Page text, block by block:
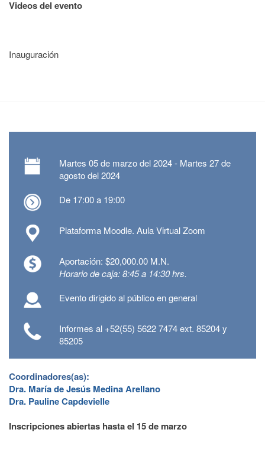
Videos del evento
Inauguración
Martes 05 de marzo del 2024 - Martes 27 de
agosto del 2024
De 17:00 a 19:00
Plataforma Moodle. Aula Virtual Zoom
Aportación: $20,000.00 M.N.
Horario de caja: 8:45 a 14:30 hrs.
Evento dirigido al público en general
Informes al +52(55) 5622 7474 ext. 85204 y
85205
Coordinadores(as):
Dra. María de Jesús Medina Arellano
Dra. Pauline Capdevielle
Inscripciones abiertas hasta el 15 de marzo